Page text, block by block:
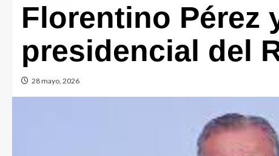
Florentino Pérez
presidencial del
28 mayo, 2026